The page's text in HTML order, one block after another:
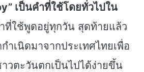
เป็นคำที่ใช้โดยทั่วไปใน
ที่ใช้พูดอยู่ทุกวัน สุดท้ายแล้ว
ำเนิดมาจากประเทศไทยเพื่อ
วตะวันตกเป็นไปได้ง่ายขึ้น